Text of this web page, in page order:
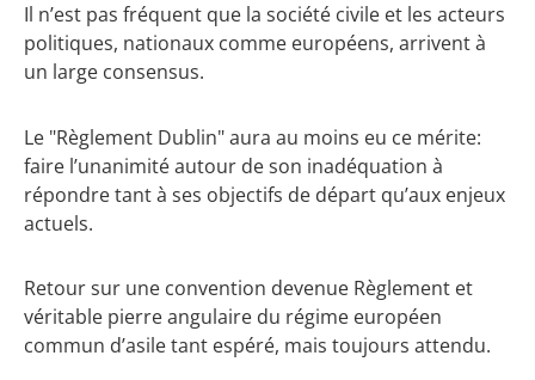
Il n’est pas fréquent que la société civile et les acteurs
politiques, nationaux comme européens, arrivent à
un large consensus.
Le "Règlement Dublin" aura au moins eu ce mérite:
faire l’unanimité autour de son inadéquation à
répondre tant à ses objectifs de départ qu’aux enjeux
actuels.
Retour sur une convention devenue Règlement et
véritable pierre angulaire du régime européen
commun d’asile tant espéré, mais toujours attendu.